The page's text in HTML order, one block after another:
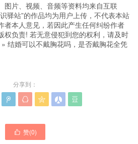
图片、视频、音频等资料均来自互联
驿站”的作品均为用户上传，不代表本站
者本人意见，若因此产生任何纠纷作者
权负责! 若无意侵犯到您的权利，请及时
» 结婚可以不戴胸花吗，是否戴胸花全凭
分享到：
    
 赞(0)